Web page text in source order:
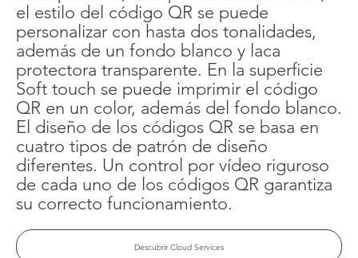
el estilo del código QR se puede
personalizar con hasta dos tonalidades,
además de un fondo blanco y laca
protectora transparente. En la superficie
Soft touch se puede imprimir el código
QR en un color, además del fondo blanco.
El diseño de los códigos QR se basa en
cuatro tipos de patrón de diseño
diferentes. Un control por vídeo riguroso
de cada uno de los códigos QR garantiza
su correcto funcionamiento.
Descubrir Cloud Services